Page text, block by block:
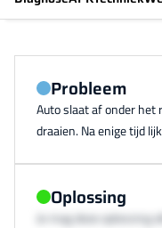
Probleem
Auto slaat af onder
draaien. Na enige tijd
Oplossing
Je mag deze oplossing